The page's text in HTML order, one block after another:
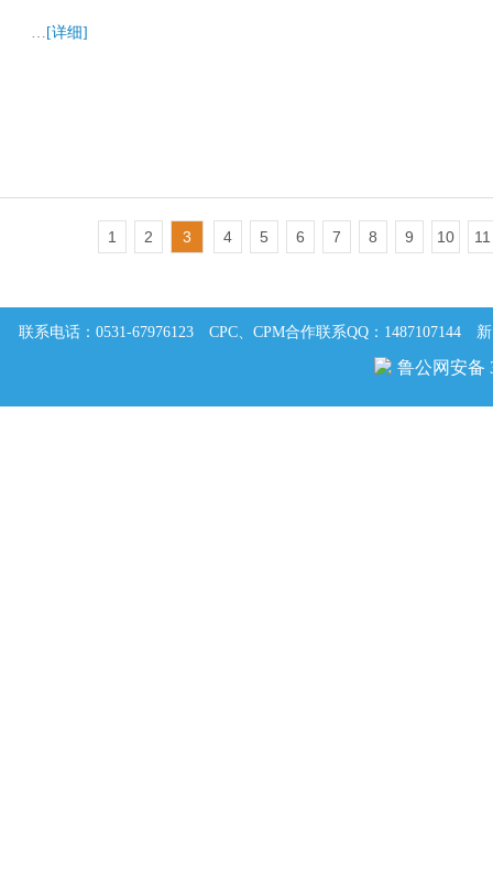
… [详细]
1 2 3 4 5 6 7 8 9 10 11
联系电话：0531-67976123 CPC、CPM合作联系QQ：1487107144
鲁公网安备